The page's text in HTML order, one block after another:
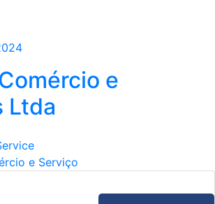
e
Ltda
e Serviço